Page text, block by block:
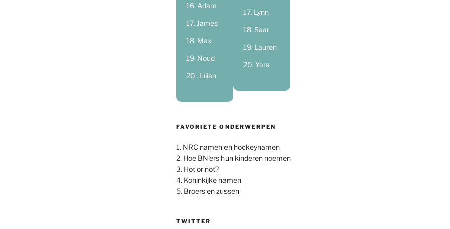
Adam
James
Max
Noud
Julian
Lynn
Saar
Lauren
Yara
FAVORIETE ONDERWERPEN
1. NRC namen en hockeynamen
2. Hoe BN'ers hun kinderen noemen
3. Hot or not?
4. Koninkijke namen
5. Broers en zussen
TWITTER